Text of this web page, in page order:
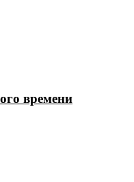
времени